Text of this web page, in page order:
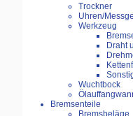
Trockner
Uhren/
Werkzeug
Draht
Wuchtbock
Bremsenteile
Bremsbeläge